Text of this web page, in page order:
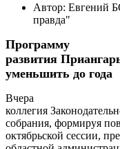
Автор: Евгений
правда"
Программу
развития
уменьшить до года
Вчера
коллегия
собрания, формируя
октябрьской сессии,